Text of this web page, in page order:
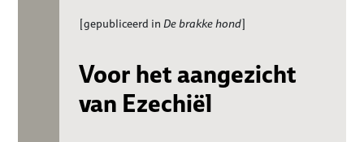
[gepubliceerd inDe brakke hond]
Voor het aangezicht
van Ezechiël